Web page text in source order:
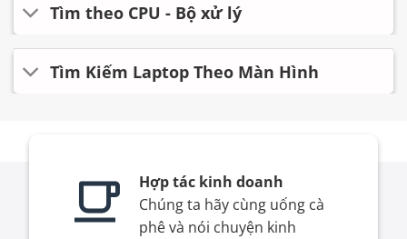
Tìm theo CPU - Bộ xử lý
Tìm Kiếm Laptop Theo Màn Hình
Hợp tác kinh doanh
Chúng ta hãy cùng uống cà
phê và nói chuyện kinh